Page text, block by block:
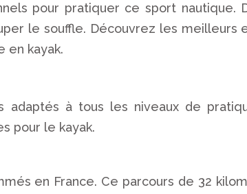
pour pratiquer ce sport nautique.
le souffle. Découvrez les meilleurs
en kayak.
adaptés à tous les niveaux de
pour le kayak.
en France. Ce parcours de 32